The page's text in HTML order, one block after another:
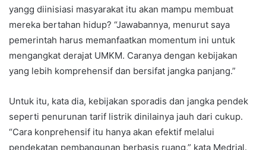
yangg diinisiasi masyarakat itu akan mampu membuat
mereka bertahan hidup? “Jawabannya, menurut saya
pemerintah harus memanfaatkan momentum ini untuk
mengangkat derajat UMKM. Caranya dengan kebijakan
yang lebih komprehensif dan bersifat jangka panjang.”
Untuk itu, kata dia, kebijakan sporadis dan jangka pendek
seperti penurunan tarif listrik dinilainya jauh dari cukup.
“Cara konprehensif itu hanya akan efektif melalui
pendekatan pembangunan berbasis ruang,” kata Medrial.